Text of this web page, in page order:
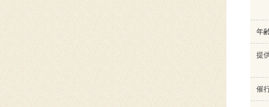
年
提
催